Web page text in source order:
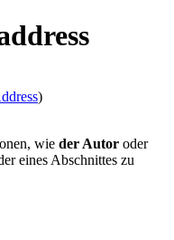
)
wie der Autor oder
eines Abschnittes zu